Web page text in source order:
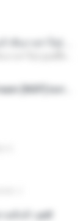
ยทั้งห้า.pdf